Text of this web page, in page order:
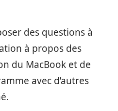
des questions à
à propos des
du MacBook et de
avec d’autres